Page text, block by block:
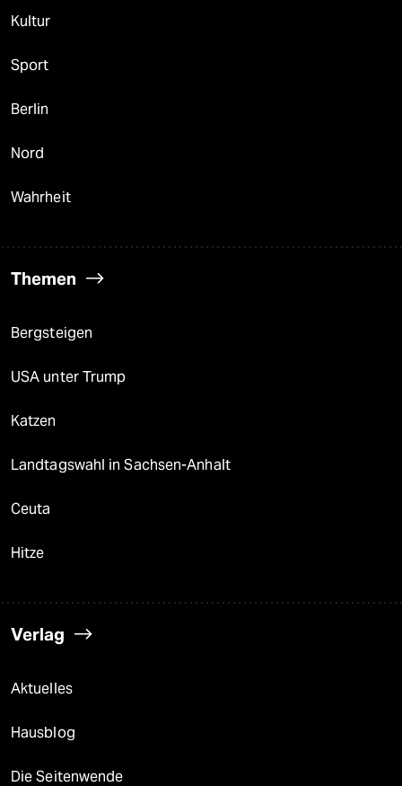
Kultur
Sport
Berlin
Nord
Wahrheit
Themen
Bergsteigen
USA unter Trump
Katzen
Landtagswahl in Sachsen-Anhalt
Ceuta
Hitze
Verlag
Aktuelles
Hausblog
Die Seitenwende